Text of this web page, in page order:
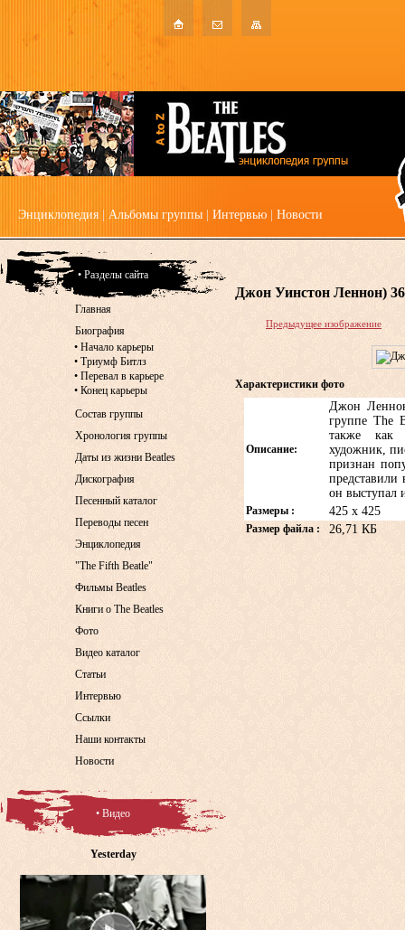
Энциклопедия Альбомы группы Интервью Новости
Джон Уинстон Леннон) 36
Предыдущее изображение
Характеристики фото
Описание:
Джон
группе The
также как
художник,
признан
представили
он выступал
Размеры : 425 x 425
Размер файла : 26,71 КБ
• Разделы сайта
Главная
Биография
• Начало карьеры
• Триумф Битлз
• Перевал в карьере
• Конец карьеры
Состав группы
Хронология группы
Даты из жизни Beatles
Дискография
Песенный каталог
Переводы песен
Энциклопедия
"The Fifth Beatle"
Фильмы Beatles
Книги о The Beatles
Фото
Видео каталог
Статьи
Интервью
Ссылки
Наши контакты
Новости
• Видео
Yesterday